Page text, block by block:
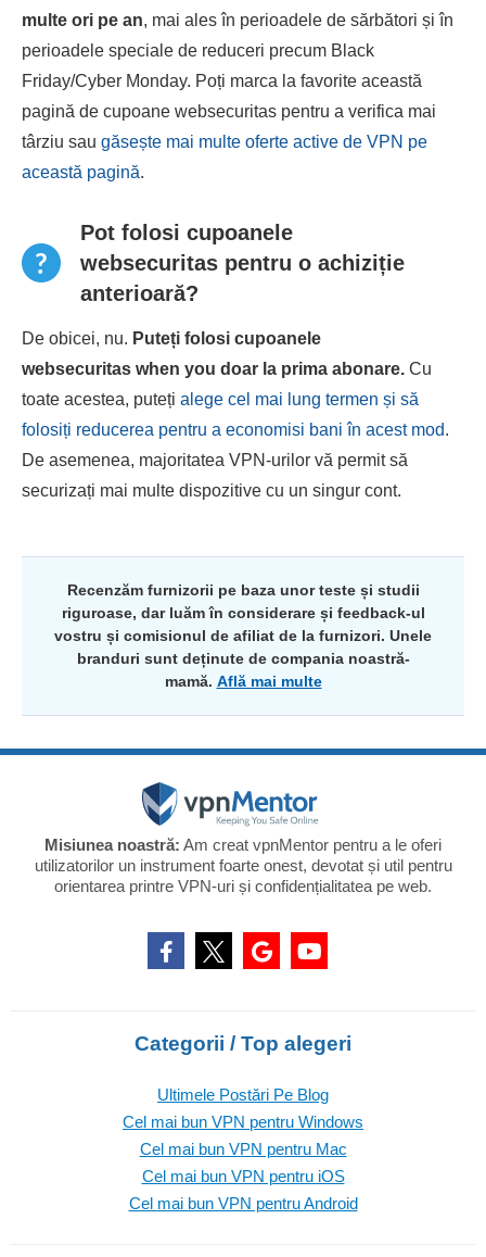
multe ori pe an, mai ales în perioadele de sărbători și în
perioadele speciale de reduceri precum Black
Friday/Cyber ​​Monday. Poți marca la favorite această
pagină de cupoane websecuritas pentru a verifica mai
târziu sau găsește mai multe oferte active de VPN pe
această pagină.
Pot folosi cupoanele
websecuritas pentru o achiziție
anterioară?
De obicei, nu. Puteți folosi cupoanele
websecuritas when you doar la prima abonare. Cu
toate acestea, puteți alege cel mai lung termen și să
folosiți reducerea pentru a economisi bani în acest mod.
De asemenea, majoritatea VPN-urilor vă permit să
securizați mai multe dispozitive cu un singur cont.
Recenzăm furnizorii pe baza unor teste și studii
riguroase, dar luăm în considerare și feedback-ul
vostru și comisionul de afiliat de la furnizori. Unele
branduri sunt deținute de compania noastră-
mamă. Află mai multe
Misiunea noastră: Am creat vpnMentor pentru a le oferi
utilizatorilor un instrument foarte onest, devotat și util pentru
orientarea printre VPN-uri și confidențialitatea pe web.
Categorii / Top alegeri
Ultimele Postări Pe Blog
Cel mai bun VPN pentru Windows
Cel mai bun VPN pentru Mac
Cel mai bun VPN pentru iOS
Cel mai bun VPN pentru Android